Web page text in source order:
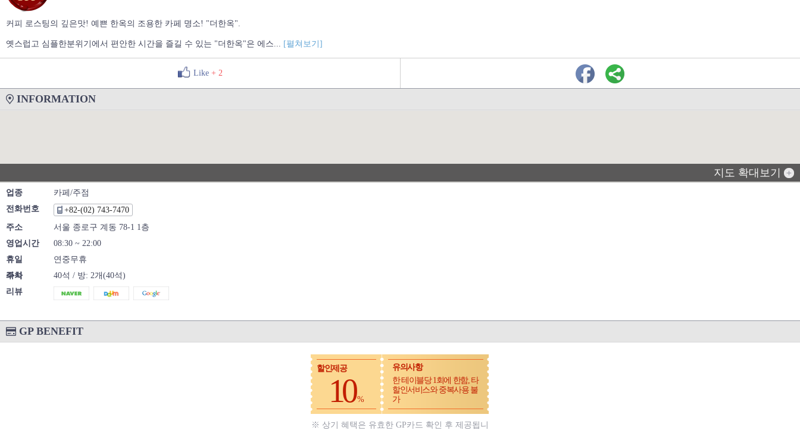
커피 로스팅의 깊은맛! 예쁜 한옥의 조용한 카페 명소! "더한옥".
옛스럽고 심플한분위기에서 편안한 시간을 즐길 수 있는 "더한옥"은 에스... [펼쳐보기]
Like + 2
INFORMATION
지도 확대보기
업종
카페/주점
전화번호
+82-(02) 743-7470
주소
서울 종로구 계동 78-1 1층
영업시간
08:30 ~ 22:00
휴일
연중무휴
주차
좌석
40석 / 방: 2개(40석)
리뷰
GP BENEFIT
할인제공
10 %
유의사항
한 테이블당 1회에 한함, 타
할인서비스와 중복사용 불
가
※ 상기 혜택은 유효한 GP카드 확인 후 제공됩니